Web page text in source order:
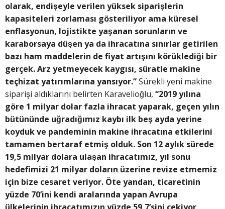
olarak, endişeyle verilen yüksek siparişlerin
kapasiteleri zorlaması gösteriliyor ama küresel
enflasyonun, lojistikte yaşanan sorunların ve
karaborsaya düşen ya da ihracatına sınırlar getirilen
bazı ham maddelerin de fiyat artışını körüklediği bir
gerçek. Arz yetmeyecek kaygısı, süratle makine
teçhizat yatırımlarına yansıyor.”Sürekli yeni makine
siparişi aldıklarını belirten Karavelioğlu, “2019 yılına
göre 1 milyar dolar fazla ihracat yaparak, geçen yılın
bütününde uğradığımız kaybı ilk beş ayda yerine
koyduk ve pandeminin makine ihracatına etkilerini
tamamen bertaraf etmiş olduk. Son 12 aylık sürede
19,5 milyar dolara ulaşan ihracatımız, yıl sonu
hedefimizi 21 milyar doların üzerine revize etmemiz
için bize cesaret veriyor. Öte yandan, ticaretinin
yüzde 70’ini kendi aralarında yapan Avrupa